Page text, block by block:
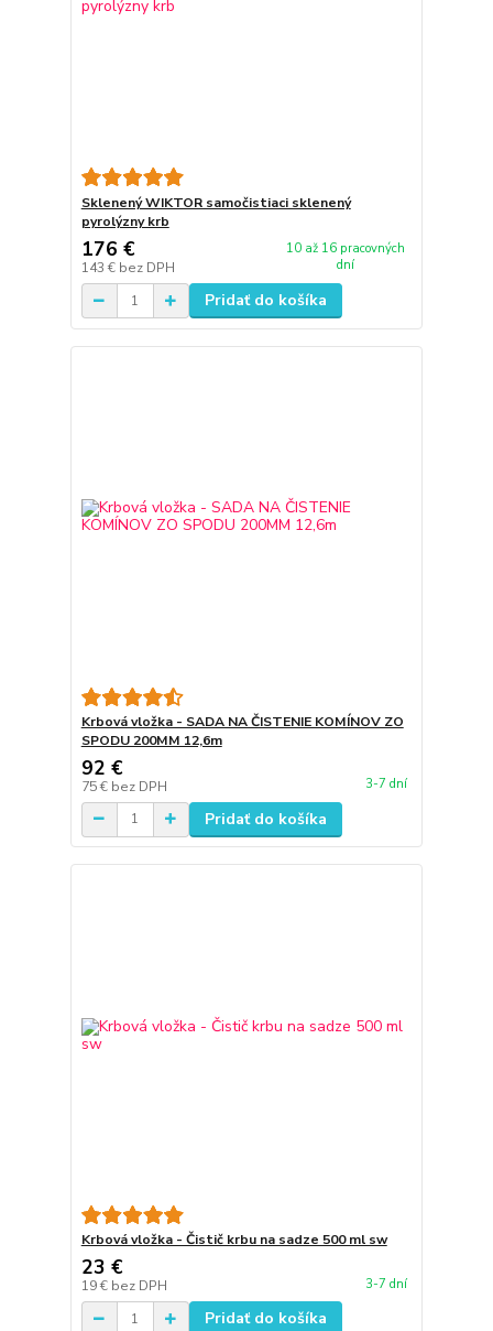
Sklenený WIKTOR samočistiaci sklenený
pyrolýzny krb
176 €
143 € bez DPH
10 až 16 pracovných
dní
Pridať do košíka
Krbová vložka - SADA NA ČISTENIE KOMÍNOV ZO
SPODU 200MM 12,6m
92 €
75 € bez DPH 3-7 dní
Pridať do košíka
Krbová vložka - Čistič krbu na sadze 500 ml sw
23 €
19 € bez DPH 3-7 dní
Pridať do košíka